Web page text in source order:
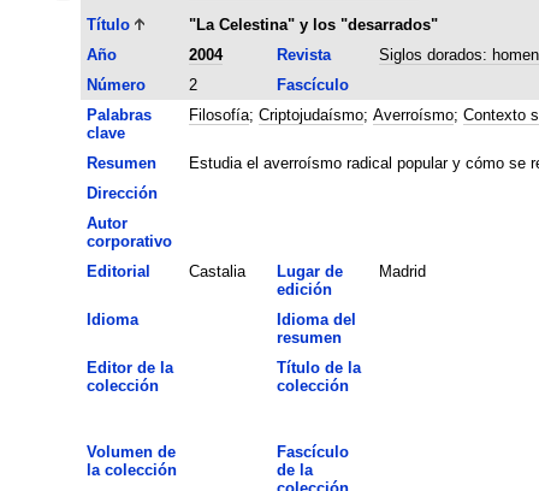
Título
"La Celestina" y los "desarrados"
Año
2004 Revista
Siglos dorados:
Número
2
Fascículo
Palabras
clave
Filosofía; Criptojudaísmo; Averroísmo; Contexto
Resumen
Estudia el averroísmo radical popular y cómo se
Dirección
Autor
corporativo
Editorial
Castalia
Lugar de
edición
Madrid
Idioma
Idioma del
resumen
Editor de la
colección
Título de la
colección
Volumen de
la colección
Fascículo
de la